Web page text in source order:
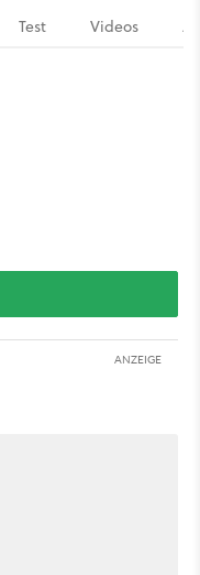
Test Videos
ANZEIGE